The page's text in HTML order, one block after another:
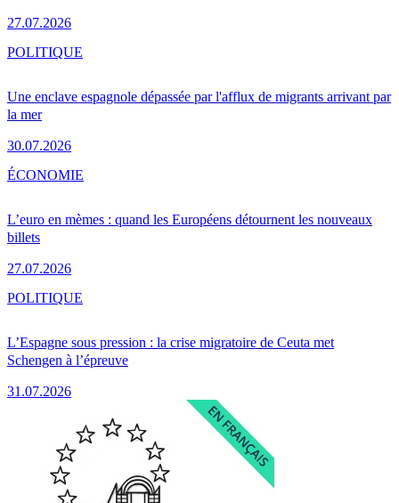
27.07.2026
Une enclave espagnole dépassée par l'afflux de migrants arrivant par
la mer
30.07.2026
POLITIQUE
L’euro en mèmes : quand les Européens détournent les nouveaux
billets
27.07.2026
ÉCONOMIE
L’Espagne sous pression : la crise migratoire de Ceuta met
Schengen à l’épreuve
31.07.2026
POLITIQUE